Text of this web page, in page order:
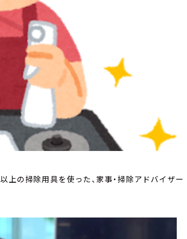
の掃除用具を使った、家事・掃除アドバイザー